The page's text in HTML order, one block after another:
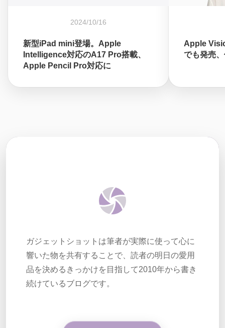
2024/10/16
新型iPad mini登場。Apple
Intelligence対応のA17 Pro搭載、
Apple Pencil Pro対応に
Apple
でも発売
ガジェットショットは筆者が実際に使って心に
響いた物を共有することで、読者の明日の愛用
品を決めるきっかけを目指して2010年から書き
続けているブログです。